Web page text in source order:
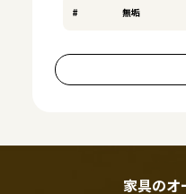
無垢
家具のオ